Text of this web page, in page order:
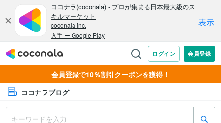
会員登録で10％割引クーポンを獲得！
ココナラブログ